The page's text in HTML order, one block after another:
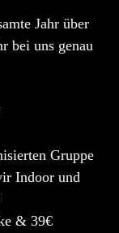
Jahr über
bei uns genau
Gruppe
Indoor und
& 39€